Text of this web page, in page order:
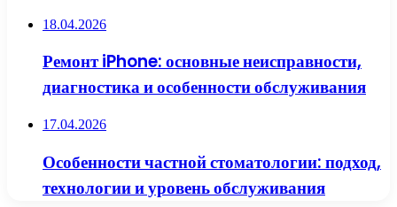
18.04.2026
Ремонт iPhone: основные неисправности,
диагностика и особенности обслуживания
17.04.2026
Особенности частной стоматологии: подход,
технологии и уровень обслуживания